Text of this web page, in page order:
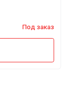
Под заказ